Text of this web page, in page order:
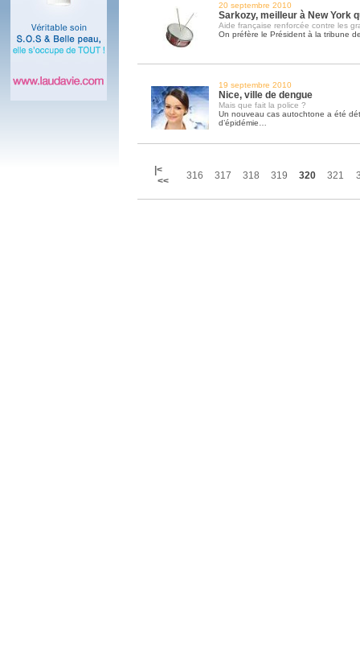
20 septembre 2010
Sarkozy, meilleur à New York
Aide française renforcée contre les
On préfère le Président à la tribune
19 septembre 2010
Nice, ville de dengue
Mais que fait la police ?
Un nouveau cas autochtone a été
d’épidémie…
|<
<<
316 317 318 319 320 321